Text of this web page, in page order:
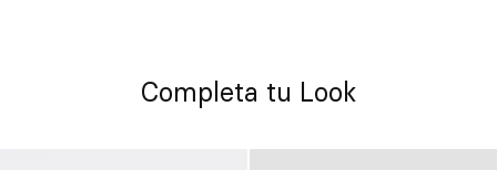
Completa tu Look